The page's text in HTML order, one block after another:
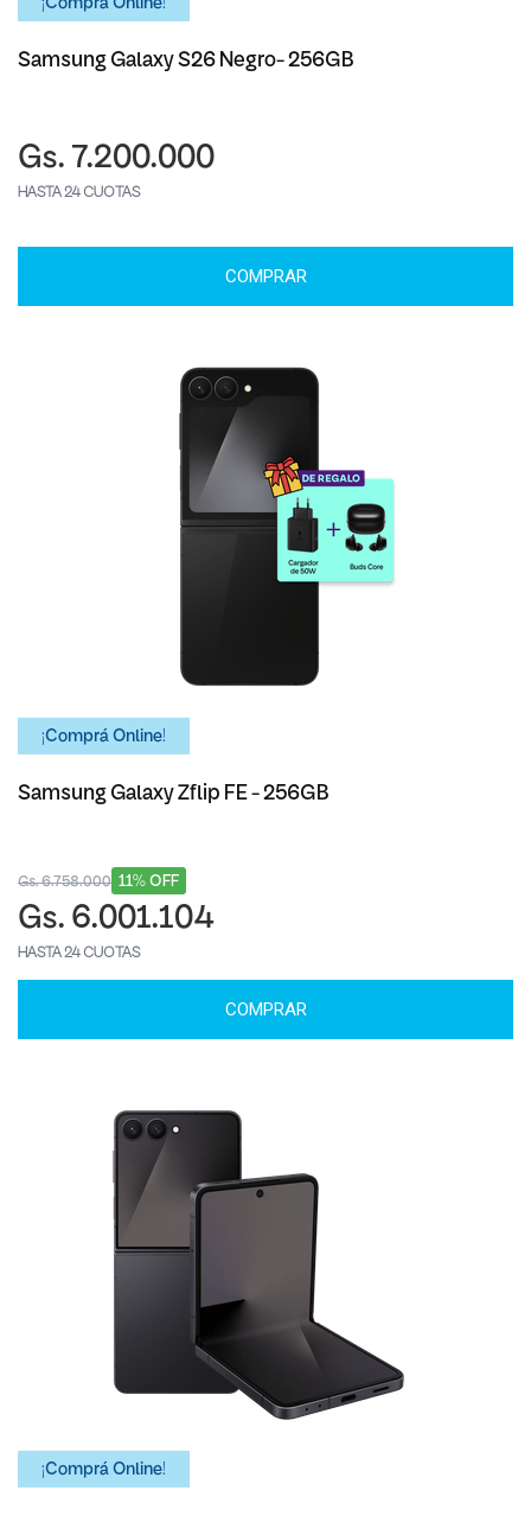
¡Comprá Online!
Samsung Galaxy S26 Negro- 256GB
Gs. 7.200.000
HASTA 24 CUOTAS
COMPRAR
¡Comprá Online!
Samsung Galaxy Zflip FE - 256GB
11% OFF
Gs. 6.758.000
Gs. 6.001.104
HASTA 24 CUOTAS
COMPRAR
¡Comprá Online!